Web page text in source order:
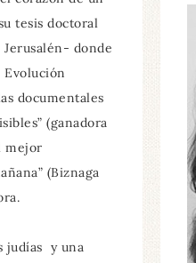
tesis doctoral
donde
documentales
(ganadora
mejor
(Biznaga
judías y una